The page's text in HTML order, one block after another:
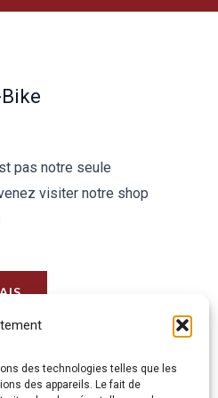
des technologies telles que les
des appareils. Le fait de
pas notre seule
visiter notre shop